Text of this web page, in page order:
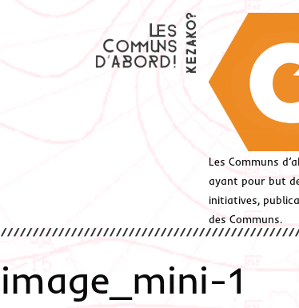
Les Communs
ayant pour but
initiatives,
des Communs.
image_mini-1